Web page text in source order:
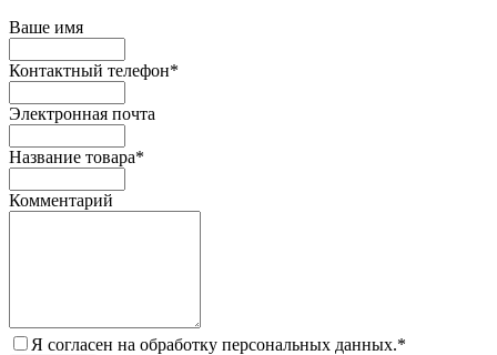
Ваше имя
Контактный телефон*
Электронная почта
Название товара*
Комментарий
Я согласен на обработку персональных данных.*